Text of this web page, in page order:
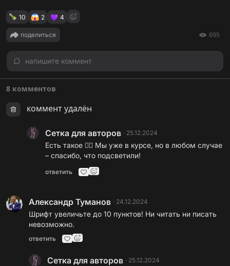
10 2 4
поделиться 695
напишите коммент
8 комментов
коммент удалён
Сетка для авторов · 25.12.2024
Есть такое 🙂‍↕️ Мы уже в курсе, но в любом случае
– спасибо, что подсветили!
ответить
Александр Туманов · 24.12.2024
Шрифт увеличьте до 10 пунктов! Ни читать ни писать
невозможно.
ответить
Сетка для авторов · 25.12.2024